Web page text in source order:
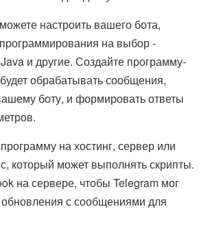
настроить вашего бота,
на выбор -
и другие. Создайте программу-
обрабатывать сообщения,
боту, и формировать ответы
на хостинг, сервер или
который может выполнять скрипты.
на сервере, чтобы Telegram мог
с сообщениями для